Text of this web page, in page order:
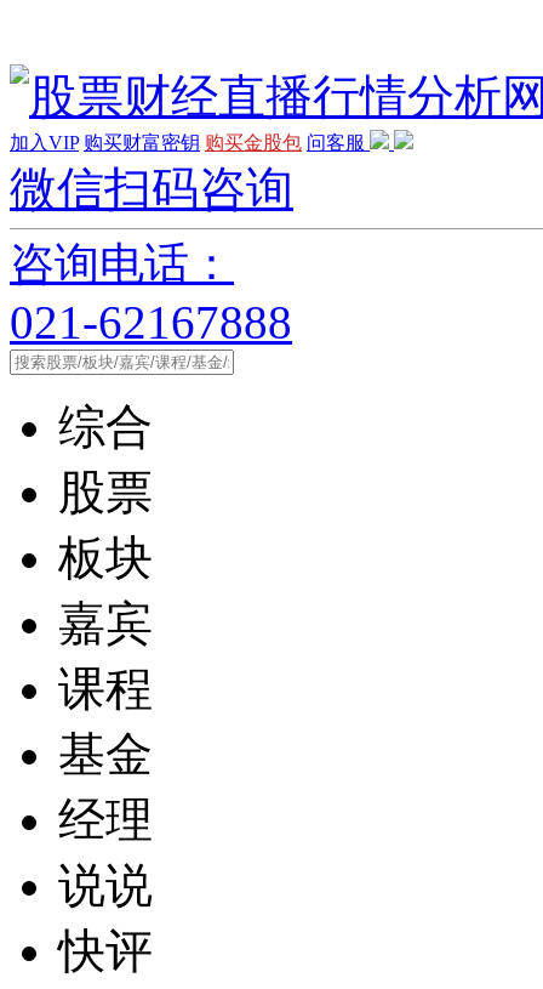
加入VIP 购买财富密钥 购买金股包 问客服
微信扫码咨询
咨询电话：
021-62167888
综合
股票
板块
嘉宾
课程
基金
经理
说说
快评